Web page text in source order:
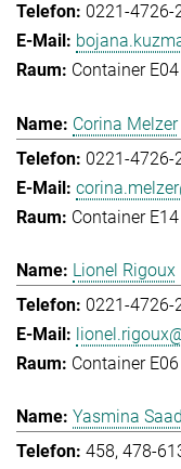
0221-4726-
Container E04
Corina Melzer
0221-4726-
Container E14
Lionel Rigoux
0221-4726-
Container E06
Yasmina
458, 478-